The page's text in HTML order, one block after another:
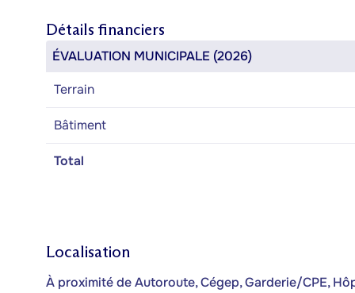
Détails financiers
ÉVALUATION MUNICIPALE (2026)
Terrain
Bâtiment
Total
Localisation
À proximité de Autoroute, Cégep, Garderie/CPE,